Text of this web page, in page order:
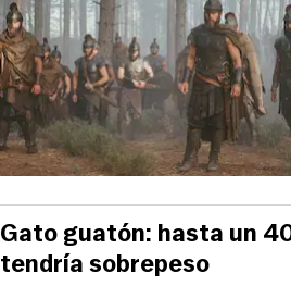
Gato guatón: hasta un
tendría sobrepeso